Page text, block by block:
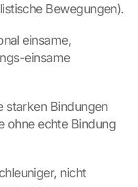
Bewegungen).
einsame,
einsame
starken Bindungen
ohne echte Bindung
nicht